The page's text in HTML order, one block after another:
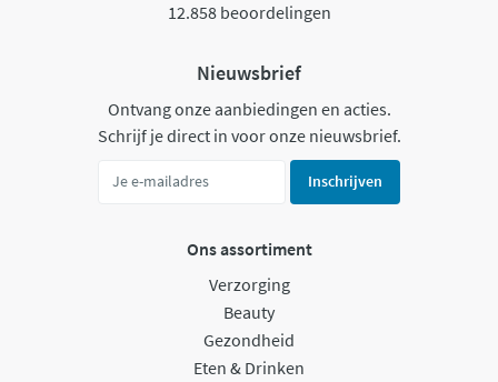
12.858 beoordelingen
Nieuwsbrief
Ontvang onze aanbiedingen en acties.
Schrijf je direct in voor onze nieuwsbrief.
Inschrijven
Ons assortiment
Verzorging
Beauty
Gezondheid
Eten & Drinken